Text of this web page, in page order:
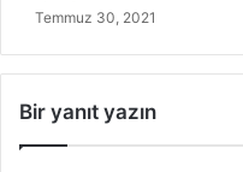
Temmuz 30, 2021
Bir yanıt yazın